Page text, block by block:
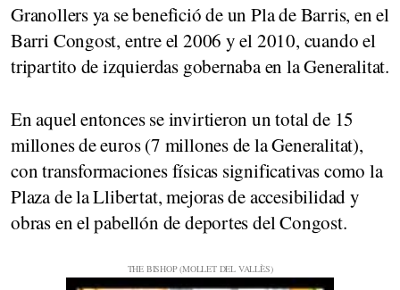
Granollers ya se benefició de un Pla de Barris, en el
Barri Congost, entre el 2006 y el 2010, cuando el
tripartito de izquierdas gobernaba en la Generalitat.
En aquel entonces se invirtieron un total de 15
millones de euros (7 millones de la Generalitat),
con transformaciones físicas significativas como la
Plaza de la Llibertat, mejoras de accesibilidad y
obras en el pabellón de deportes del Congost.